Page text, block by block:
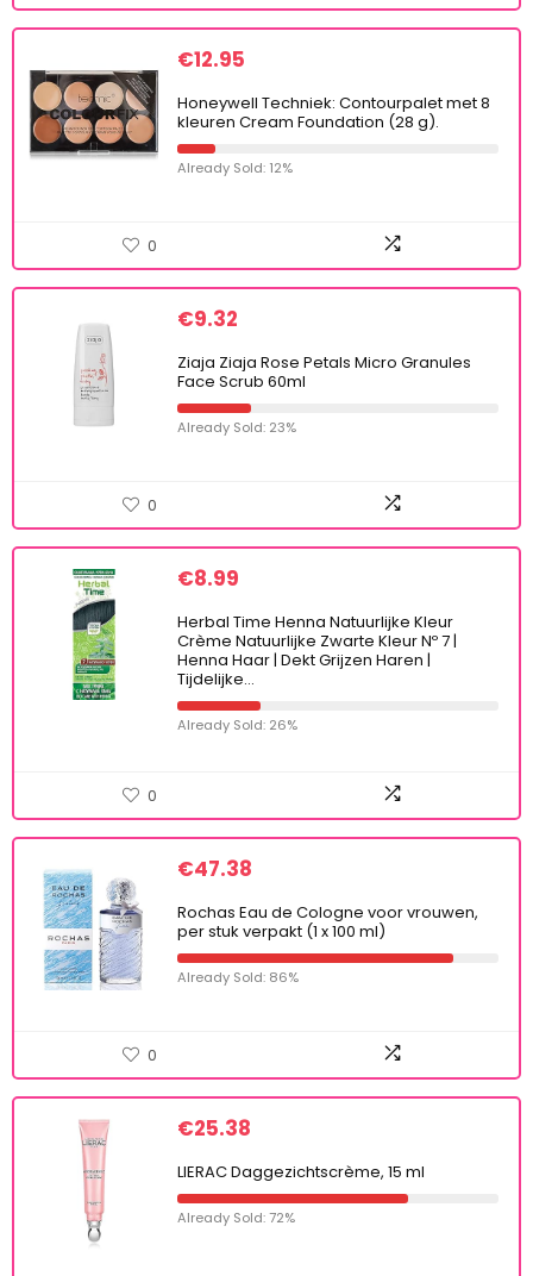
€12.95
Honeywell Techniek: Contourpalet met 8
kleuren Cream Foundation (28 g).
Already Sold: 12%
0
€9.32
Ziaja Ziaja Rose Petals Micro Granules
Face Scrub 60ml
Already Sold: 23%
0
€8.99
Herbal Time Henna Natuurlijke Kleur
Crème Natuurlijke Zwarte Kleur Nº 7 |
Henna Haar | Dekt Grijzen Haren |
Tijdelijke…
Already Sold: 26%
0
€47.38
Rochas Eau de Cologne voor vrouwen,
per stuk verpakt (1 x 100 ml)
Already Sold: 86%
0
€25.38
LIERAC Daggezichtscrème, 15 ml
Already Sold: 72%